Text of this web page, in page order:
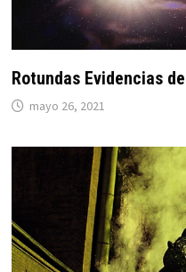
Rotundas Evidencias
mayo 26, 2021